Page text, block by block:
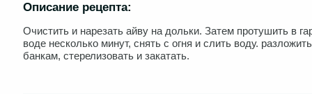
Описание рецепта:
Очистить и нарезать айву на дольки. Затем протушить в
воде несколько минут, снять с огня и слить воду.
банкам, стерелизовать и закатать.